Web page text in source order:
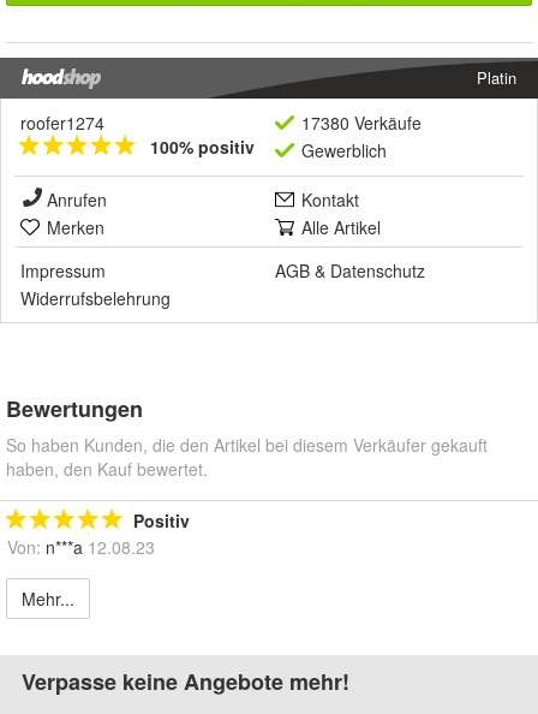
Platin
roofer1274
100% positiv
17380 Verkäufe
Gewerblich
Anrufen
Kontakt
Merken
Alle Artikel
Impressum
AGB & Datenschutz
Widerrufsbelehrung
Bewertungen
So haben Kunden, die den Artikel bei diesem Verkäufer gekauft
haben, den Kauf bewertet.
Positiv
Von: n***a 12.08.23
Mehr...
Verpasse keine Angebote mehr!